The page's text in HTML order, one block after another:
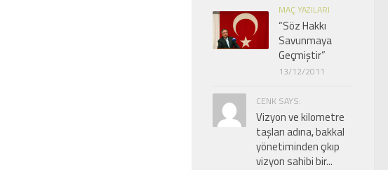
MAÇ YAZILARI
“Söz Hakkı
Savunmaya
Geçmiştir”
13/12/2011
CENK SAYS:
Vizyon ve kilometre
taşları adına, bakkal
yönetiminden çıkıp
vizyon sahibi bir...